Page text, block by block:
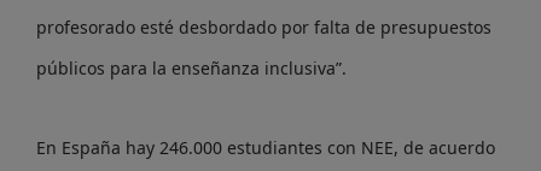
profesorado esté desbordado por falta de presupuestos
públicos para la enseñanza inclusiva”.
En España hay 246.000 estudiantes con NEE, de acuerdo